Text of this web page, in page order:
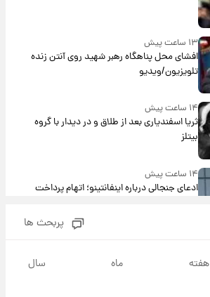
۱۳ ساعت پیش
افشای محل پناهگاه‌ رهبر شهید روی آنتن زنده
تلویزیون/ویدیو
۱۴ ساعت پیش
ثریا اسفندیاری بعد از طلاق و در دیدار با گروه
بیتلز
۱۴ ساعت پیش
ادعای جنجالی درباره اینفانتینو؛ اتهام پرداخت
آلزایمر و زوال عقل افزایش می‌یابد؟
پربحث ها
هفته ماه سال